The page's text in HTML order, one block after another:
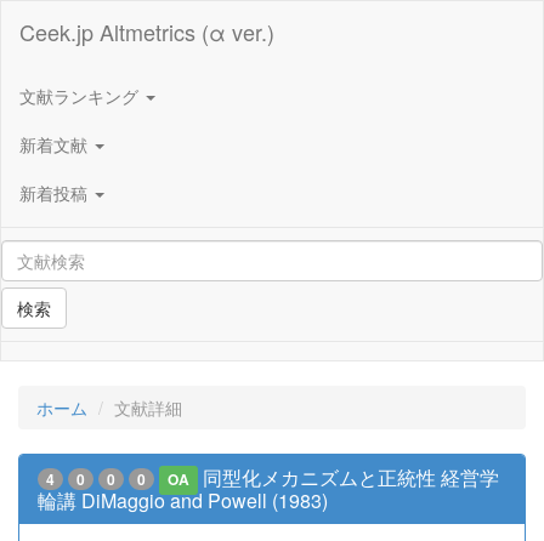
Ceek.jp Altmetrics (α ver.)
文献ランキング
新着文献
新着投稿
検索
ホーム 文献詳細
4 0 0 0 OA
同型化メカニズムと正統性 経営学
輪講 DiMaggio and Powell (1983)